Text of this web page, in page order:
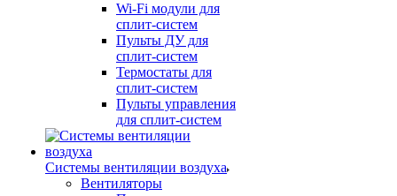
Wi-Fi модули для
сплит-систем
Пульты ДУ для
сплит-систем
Термостаты для
сплит-систем
Пульты управления
для сплит-систем
Системы вентиляции воздуха
Вентиляторы